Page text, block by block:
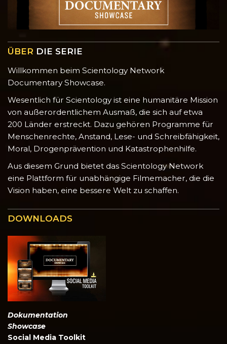
ÜBER DIE SERIE
Willkommen beim Scientology Network
Documentary Showcase.
Wesentlich für Scientology ist eine humanitäre Mission
von außerordentlichem Ausmaß, die sich auf etwa
200 Länder erstreckt. Dazu gehören Programme für
Menschenrechte, Anstand, Lese- und Schreibfähigkeit,
Moral, Drogenprävention und Katastrophenhilfe.
Aus diesem Grund bietet das Scientology Network
eine Plattform für unabhängige Filmemacher, die die
Vision haben, eine bessere Welt zu schaffen.
DOWNLOADS
Dokumentation
Showcase
Social Media Toolkit